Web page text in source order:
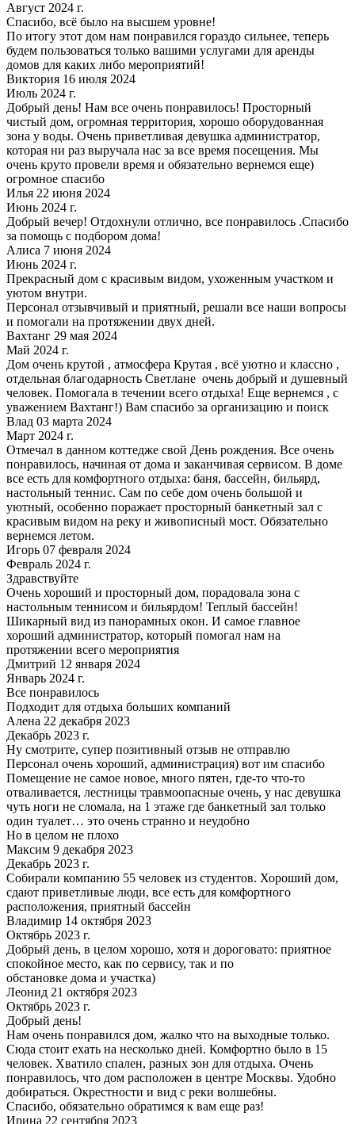
Август 2024 г.
Спасибо, всё было на высшем уровне!
По итогу этот дом нам понравился гораздо сильнее, теперь
будем пользоваться только вашими услугами для аренды
домов для каких либо мероприятий!
Виктория 16 июля 2024
Июль 2024 г.
Добрый день! Нам все очень понравилось! Просторный
чистый дом, огромная территория, хорошо оборудованная
зона у воды. Очень приветливая девушка администратор,
которая ни раз выручала нас за все время посещения. Мы
очень круто провели время и обязательно вернемся еще)
огромное спасибо
Илья 22 июня 2024
Июнь 2024 г.
Добрый вечер! Отдохнули отлично, все понравилось .Спасибо
за помощь с подбором дома!
Алиса 7 июня 2024
Июнь 2024 г.
Прекрасный дом с красивым видом, ухоженным участком и
уютом внутри.
Персонал отзывчивый и приятный, решали все наши вопросы
и помогали на протяжении двух дней.
Вахтанг 29 мая 2024
Май 2024 г.
Дом очень крутой , атмосфера Крутая , всё уютно и классно ,
отдельная благодарность Светлане очень добрый и душевный
человек. Помогала в течении всего отдыха! Еще вернемся , с
уважением Вахтанг!) Вам спасибо за организацию и поиск
Влад 03 марта 2024
Март 2024 г.
Отмечал в данном коттедже свой День рождения. Все очень
понравилось, начиная от дома и заканчивая сервисом. В доме
все есть для комфортного отдыха: баня, бассейн, бильярд,
настольный теннис. Сам по себе дом очень большой и
уютный, особенно поражает просторный банкетный зал с
красивым видом на реку и живописный мост. Обязательно
вернемся летом.
Игорь 07 февраля 2024
Февраль 2024 г.
Здравствуйте
Очень хороший и просторный дом, порадовала зона с
настольным теннисом и бильярдом! Теплый бассейн!
Шикарный вид из панорамных окон. И самое главное
хороший администратор, который помогал нам на
протяжении всего мероприятия
Дмитрий 12 января 2024
Январь 2024 г.
Все понравилось
Подходит для отдыха больших компаний
Алена 22 декабря 2023
Декабрь 2023 г.
Ну смотрите, супер позитивный отзыв не отправлю
Персонал очень хороший, администрация) вот им спасибо
Помещение не самое новое, много пятен, где-то что-то
отваливается, лестницы травмоопасные очень, у нас девушка
чуть ноги не сломала, на 1 этаже где банкетный зал только
один туалет… это очень странно и неудобно
Но в целом не плохо
Максим 9 декабря 2023
Декабрь 2023 г.
Собирали компанию 55 человек из студентов. Хороший дом,
сдают приветливые люди, все есть для комфортного
расположения, приятный бассейн
Владимир 14 октября 2023
Октябрь 2023 г.
Добрый день, в целом хорошо, хотя и дороговато: приятное
спокойное место, как по сервису, так и по
обстановке дома и участка)
Леонид 21 октября 2023
Октябрь 2023 г.
Добрый день!
Нам очень понравился дом, жалко что на выходные только.
Сюда стоит ехать на несколько дней. Комфортно было в 15
человек. Хватило спален, разных зон для отдыха. Очень
понравилось, что дом расположен в центре Москвы. Удобно
добираться. Окрестности и вид с реки волшебны.
Спасибо, обязательно обратимся к вам еще раз!
Ирина 22 сентября 2023